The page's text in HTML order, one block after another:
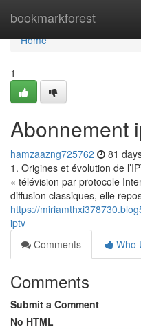
bookmarkforest
Home
Home
1
Abonnement
hamzaazng725762 81
1. Origines et évolution de
« télévision par protocole
diffusion classiques, elle
https://
iptv
Comments
Who
Comments
Submit a Comment
No HTML